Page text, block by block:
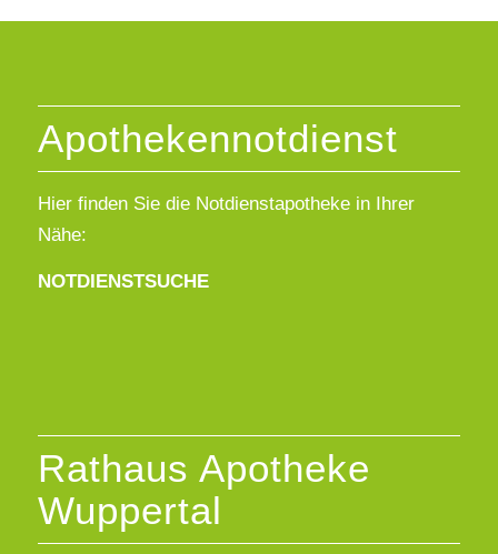
Apothekennotdienst
Hier finden Sie die Notdienstapotheke in Ihrer
Nähe:
NOTDIENSTSUCHE
Rathaus Apotheke
Wuppertal